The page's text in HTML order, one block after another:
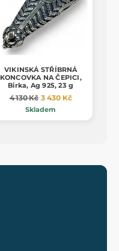
VIKINSKÁ STŘÍBRNÁ
KONCOVKA NA ČEPICI,
Birka, Ag 925, 23 g
4 130 Kč 3 430 Kč
Skladem